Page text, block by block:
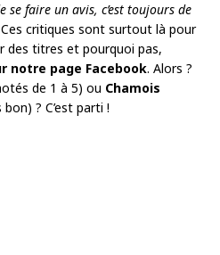
faire un avis, c’est toujours de
Ces critiques sont surtout là pour
des titres et pourquoi pas,
notre page Facebook. Alors ?
de 1 à 5) ou Chamois
? C’est parti !